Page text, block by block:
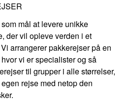
mål at levere unikke
der vil opleve verden i et
arrangerer pakkerejser på en
vi er specialister og så
til grupper i alle størrelser,
rejse med netop den